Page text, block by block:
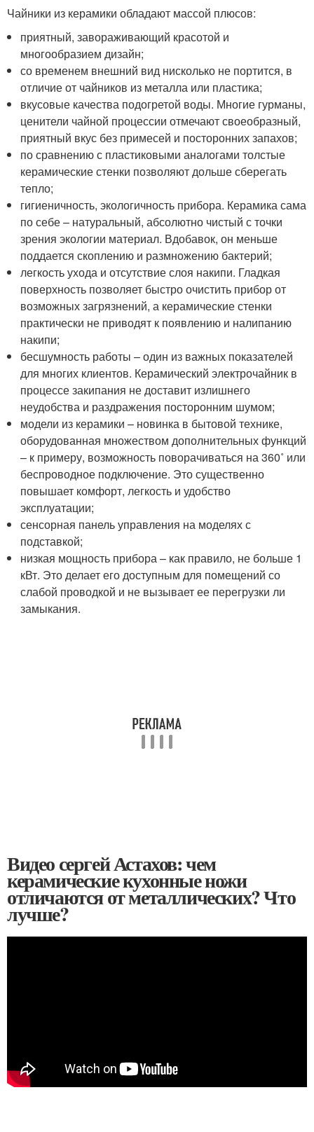
Чайники из керамики обладают массой плюсов:
приятный, завораживающий красотой и
многообразием дизайн;
со временем внешний вид нисколько не портится, в
отличие от чайников из металла или пластика;
вкусовые качества подогретой воды. Многие гурманы,
ценители чайной процессии отмечают своеобразный,
приятный вкус без примесей и посторонних запахов;
по сравнению с пластиковыми аналогами толстые
керамические стенки позволяют дольше сберегать
тепло;
гигиеничность, экологичность прибора. Керамика сама
по себе – натуральный, абсолютно чистый с точки
зрения экологии материал. Вдобавок, он меньше
поддается скоплению и размножению бактерий;
легкость ухода и отсутствие слоя накипи. Гладкая
поверхность позволяет быстро очистить прибор от
возможных загрязнений, а керамические стенки
практически не приводят к появлению и налипанию
накипи;
бесшумность работы – один из важных показателей
для многих клиентов. Керамический электрочайник в
процессе закипания не доставит излишнего
неудобства и раздражения посторонним шумом;
модели из керамики – новинка в бытовой технике,
оборудованная множеством дополнительных функций
– к примеру, возможность поворачиваться на 360˚ или
беспроводное подключение. Это существенно
повышает комфорт, легкость и удобство
эксплуатации;
сенсорная панель управления на моделях с
подставкой;
низкая мощность прибора – как правило, не больше 1
кВт. Это делает его доступным для помещений со
слабой проводкой и не вызывает ее перегрузки ли
замыкания.
Видео сергей Астахов: чем
керамические кухонные ножи
отличаются от металлических? Что
лучше?